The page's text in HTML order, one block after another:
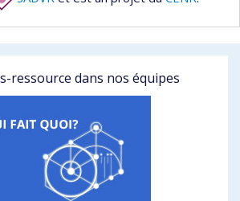
ressource dans nos équipes